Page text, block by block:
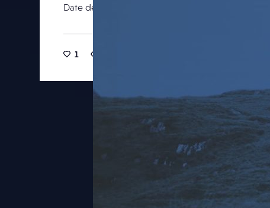
Date de publication
1